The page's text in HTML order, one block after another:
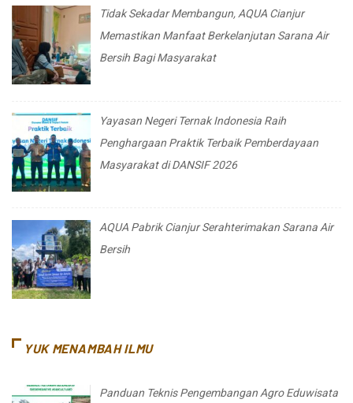
Tidak Sekadar Membangun, AQUA Cianjur
Memastikan Manfaat Berkelanjutan Sarana Air
Bersih Bagi Masyarakat
Yayasan Negeri Ternak Indonesia Raih
Penghargaan Praktik Terbaik Pemberdayaan
Masyarakat di DANSIF 2026
AQUA Pabrik Cianjur Serahterimakan Sarana Air
Bersih
YUK MENAMBAH ILMU
Panduan Teknis Pengembangan Agro Eduwisata